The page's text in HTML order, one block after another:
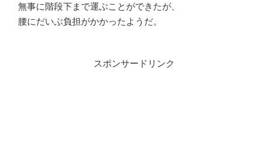
無事に階段下まで運ぶことができたが、
腰にだいぶ負担がかかったようだ。
スポンサードリンク